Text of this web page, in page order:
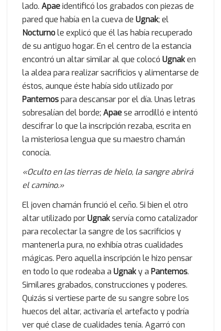
lado. Apaeidentificó los grabados con piezas de
pared que había en la cueva de Ugnak; el
Nocturnole explicó que él las había recuperado
de su antiguo hogar. En el centro de la estancia
encontró un altar similar al que colocó Ugnaken
la aldea para realizar sacrificios y alimentarse de
éstos, aunque éste había sido utilizado por
Pantemospara descansar por el día. Unas letras
sobresalían del borde; Apaese arrodilló e intentó
descifrar lo que la inscripción rezaba, escrita en
la misteriosa lengua que su maestro chamán
conocía.
«Oculto en las tierras de hielo, la sangre abrirá
el camino.»
El joven chamán frunció el ceño. Si bien el otro
altar utilizado porUgnakservía como catalizador
para recolectar la sangre de los sacrificios y
mantenerla pura, no exhibía otras cualidades
mágicas. Pero aquella inscripción le hizo pensar
en todo lo que rodeaba a Ugnaky a Pantemos.
Similares grabados, construcciones y poderes.
Quizás si vertiese parte de su sangre sobre los
huecos del altar, activaría el artefacto y podría
ver qué clase de cualidades tenía. Agarró con